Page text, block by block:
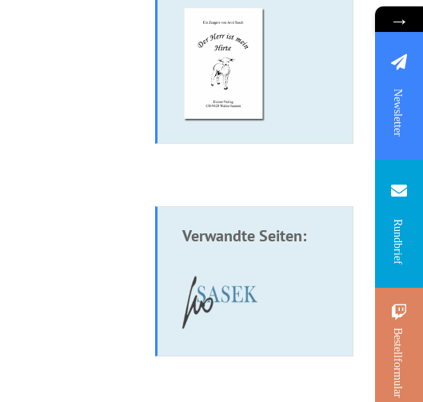
Verwandte Seiten:
→
Newsletter
Rundbrief
Bestellformular